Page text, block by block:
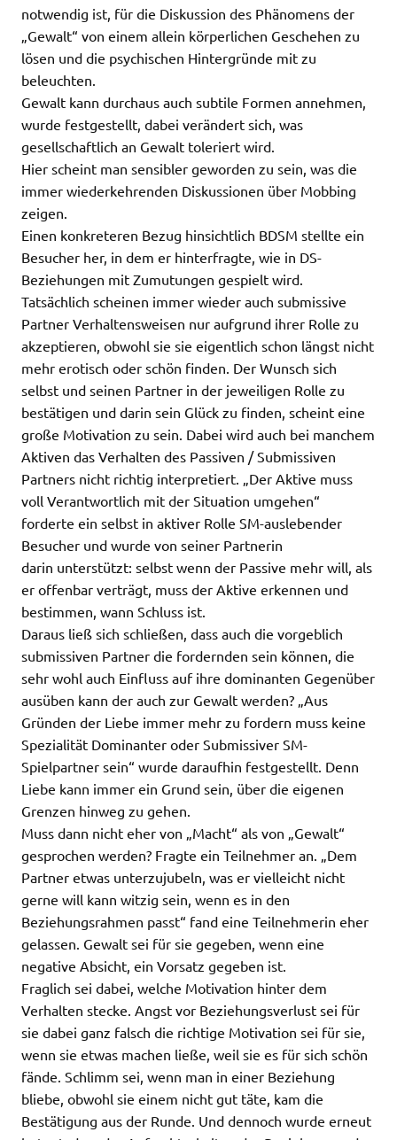
notwendig ist, für die Diskussion des Phänomens der
„Gewalt“ von einem allein körperlichen Geschehen zu
lösen und die psychischen Hintergründe mit zu
beleuchten.
Gewalt kann durchaus auch subtile Formen annehmen,
wurde festgestellt, dabei verändert sich, was
gesellschaftlich an Gewalt toleriert wird.
Hier scheint man sensibler geworden zu sein, was die
immer wiederkehrenden Diskussionen über Mobbing
zeigen.
Einen konkreteren Bezug hinsichtlich BDSM stellte ein
Besucher her, in dem er hinterfragte, wie in DS-
Beziehungen mit Zumutungen gespielt wird.
Tatsächlich scheinen immer wieder auch submissive
Partner Verhaltensweisen nur aufgrund ihrer Rolle zu
akzeptieren, obwohl sie sie eigentlich schon längst nicht
mehr erotisch oder schön finden. Der Wunsch sich
selbst und seinen Partner in der jeweiligen Rolle zu
bestätigen und darin sein Glück zu finden, scheint eine
große Motivation zu sein. Dabei wird auch bei manchem
Aktiven das Verhalten des Passiven / Submissiven
Partners nicht richtig interpretiert. „Der Aktive muss
voll Verantwortlich mit der Situation umgehen“
forderte ein selbst in aktiver Rolle SM-auslebender
Besucher und wurde von seiner Partnerin
darin unterstützt: selbst wenn der Passive mehr will, als
er offenbar verträgt, muss der Aktive erkennen und
bestimmen, wann Schluss ist.
Daraus ließ sich schließen, dass auch die vorgeblich
submissiven Partner die fordernden sein können, die
sehr wohl auch Einfluss auf ihre dominanten Gegenüber
ausüben kann der auch zur Gewalt werden? „Aus
Gründen der Liebe immer mehr zu fordern muss keine
Spezialität Dominanter oder Submissiver SM-
Spielpartner sein“ wurde daraufhin festgestellt. Denn
Liebe kann immer ein Grund sein, über die eigenen
Grenzen hinweg zu gehen.
Muss dann nicht eher von „Macht“ als von „Gewalt“
gesprochen werden? Fragte ein Teilnehmer an. „Dem
Partner etwas unterzujubeln, was er vielleicht nicht
gerne will kann witzig sein, wenn es in den
Beziehungsrahmen passt“ fand eine Teilnehmerin eher
gelassen. Gewalt sei für sie gegeben, wenn eine
negative Absicht, ein Vorsatz gegeben ist.
Fraglich sei dabei, welche Motivation hinter dem
Verhalten stecke. Angst vor Beziehungsverlust sei für
sie dabei ganz falsch die richtige Motivation sei für sie,
wenn sie etwas machen ließe, weil sie es für sich schön
fände. Schlimm sei, wenn man in einer Beziehung
bliebe, obwohl sie einem nicht gut täte, kam die
Bestätigung aus der Runde. Und dennoch wurde erneut